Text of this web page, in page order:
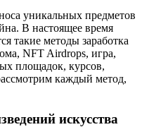
уникальных предметов
В настоящее время
такие методы заработка
NFT Airdrops, игра,
площадок, курсов,
каждый метод,
искусства